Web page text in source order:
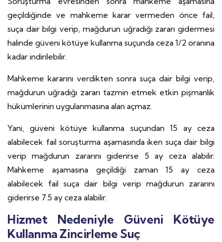
geçildiğinde ve mahkeme karar vermeden önce fail,
suça dair bilgi verip, mağdurun uğradığı zararı gidermesi
halinde güveni kötüye kullanma suçunda ceza 1/2 oranına
kadar indirilebilir.
Mahkeme kararını verdikten sonra suça dair bilgi verip,
mağdurun uğradığı zararı tazmin etmek etkin pişmanlık
hükümlerinin uygulanmasına alan açmaz.
Yani, güveni kötüye kullanma suçundan 15 ay ceza
alabilecek fail soruşturma aşamasında iken suça dair bilgi
verip mağdurun zararını giderirse 5 ay ceza alabilir.
Mahkeme aşamasına geçildiği zaman 15 ay ceza
alabilecek fail suça dair bilgi verip mağdurun zararını
giderirse 7.5 ay ceza alabilir.
Hizmet Nedeniyle Güveni Kötüye
Kullanma Zincirleme Suç